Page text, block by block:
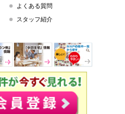
よくある質問
スタッフ紹介